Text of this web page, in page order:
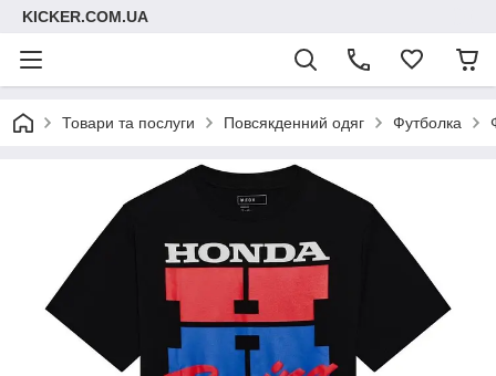
KICKER.COM.UA
Товари та послуги Повсякденний одяг Футболка